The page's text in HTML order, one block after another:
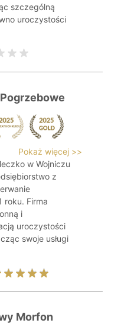
szczególną
uroczystości
Pokaż więcej >>
w Wojniczu
z
roku. Firma
i
uroczystości
swoje usługi
Morfon